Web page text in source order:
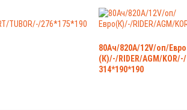
80Ач/820А/12V/оп/Евро
(К)/-/RIDER/AGM/KOR/-/
314*190*190